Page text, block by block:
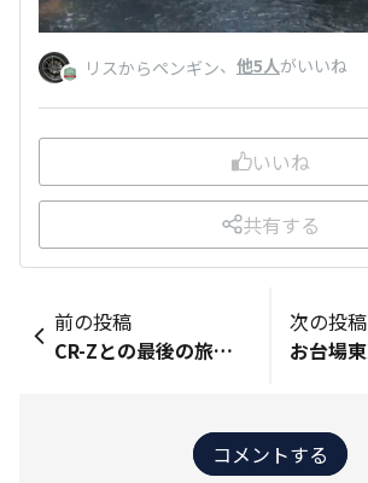
リスからペンギン、 他5人がいいね
いいね
共有する
前の投稿
CR-Zとの最後の旅は一本クヌギスピードウェイ
次の投稿
コメントする